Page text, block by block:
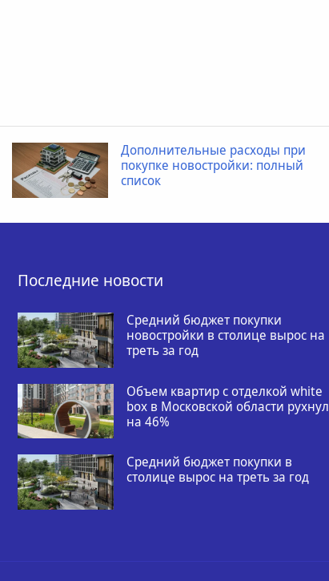
Дополнительные расходы при
покупке новостройки: полный
список
Последние новости
Средний бюджет покупки
новостройки в столице вырос на
треть за год
Объем квартир с отделкой white
box в Московской области рухнул
на 46%
Средний бюджет покупки в
столице вырос на треть за год